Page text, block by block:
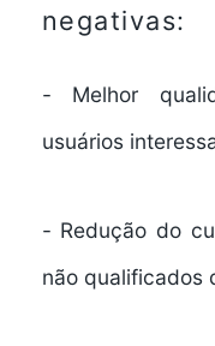
negativas:
- Melhor
usuários
- Redução do
não qualificados